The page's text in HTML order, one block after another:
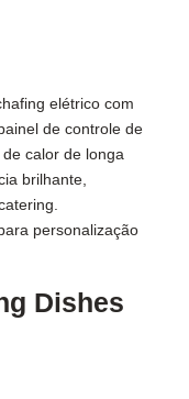
elétrico com
de controle de
calor de longa
brilhante,
personalização
Dishes